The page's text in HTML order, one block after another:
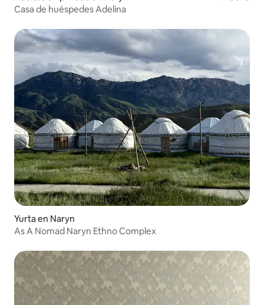
Casa de huéspedes Adelina
Yurta en Naryn
As A Nomad Naryn Ethno Complex